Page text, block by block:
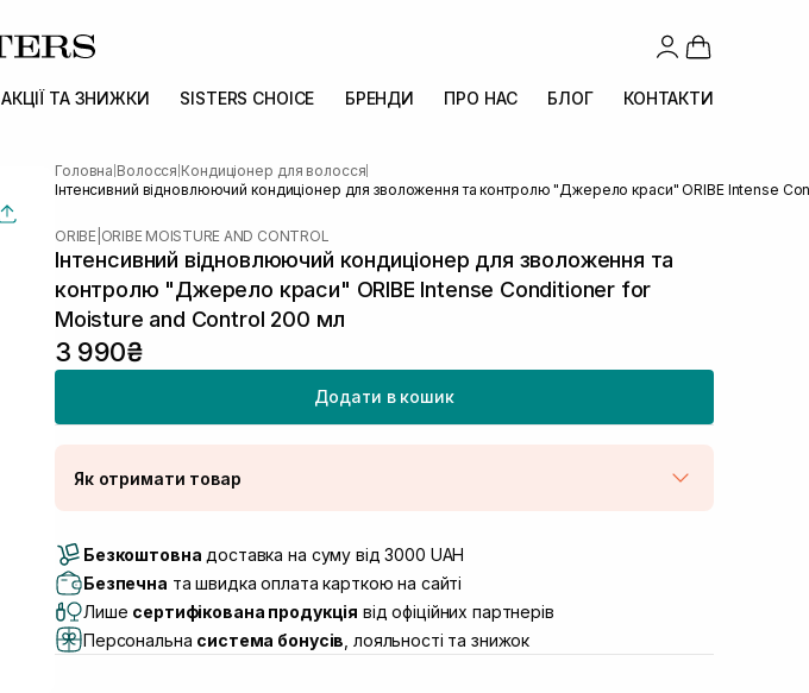
АКЦІЇ ТА ЗНИЖКИ SISTERS CHOICE БРЕНДИ ПРО НАС БЛОГ КОНТАКТИ
Головна Волосся Кондиціонер для волосся
Інтенсивний відновлюючий кондиціонер для зволоження та контролю "Джерело краси" ORIBE Intense
ORIBE| ORIBE MOISTURE AND CONTROL
Інтенсивний відновлюючий кондиціонер для зволоження та
контролю "Джерело краси" ORIBE Intense Conditioner for
Moisture and Control 200 мл
3 990₴
Додати в кошик
Як отримати товар
Самовивіз м. Луцьк, вул. Винниченка 4
Самовивіз м. Львів, вул. Академіка Підстригача, 1В
(Duck’s Lake)
Самовивіз м. Львів, вул. Івана Франка 36
Самовивіз м. Львів, вул. Степана Бандери 45 Немає в наявності!
Безкоштовна доставка на суму від 3000 UAH
Безпечна та швидка оплата карткою на сайті
Лише сертифікована продукція від офіційних партнерів
Персональна система бонусів , лояльності та знижок